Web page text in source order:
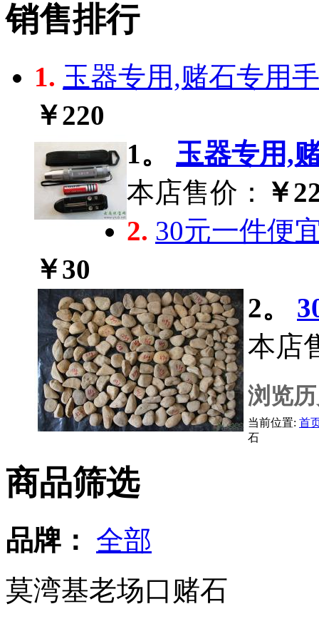
销售排行
1. 玉器专用,赌石专用
￥220
1。
玉器专用,
本店售价：
￥
2. 30元一件便
￥30
2。
本店
浏览
当前位置: 首
石
商品筛选
品牌：
全部
莫湾基老场口赌石